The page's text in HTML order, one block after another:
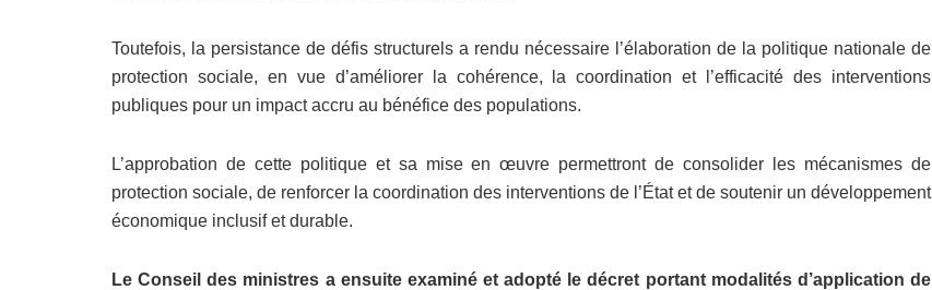
Toutefois, la persistance de défis structurels a rendu nécessaire l’élaboration de la politique nationale de
protection sociale, en vue d’améliorer la cohérence, la coordination et l’efficacité des interventions
publiques pour un impact accru au bénéfice des populations.
L’approbation de cette politique et sa mise en œuvre permettront de consolider les mécanismes de
protection sociale, de renforcer la coordination des interventions de l’État et de soutenir un développement
économique inclusif et durable.
Le Conseil des ministres a ensuite examiné et adopté le décret portant modalités d’application de